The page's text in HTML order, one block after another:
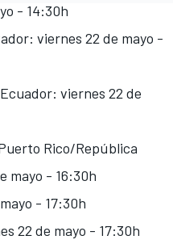
- 14:30h
viernes 22 de mayo -
viernes 22 de
Rico/República
mayo - 16:30h
- 17:30h
22 de mayo - 17:30h